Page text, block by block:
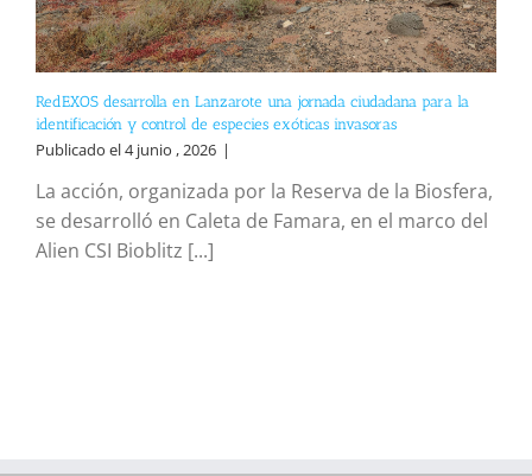
RedEXOS desarrolla en Lanzarote una jornada ciudadana para la
identificación y control de especies exóticas invasoras
Publicado el 4 junio , 2026 |
La acción, organizada por la Reserva de la Biosfera,
se desarrolló en Caleta de Famara, en el marco del
Alien CSI Bioblitz [...]